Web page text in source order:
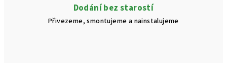
Dodání bez starostí
Přivezeme, smontujeme a nainstalujeme